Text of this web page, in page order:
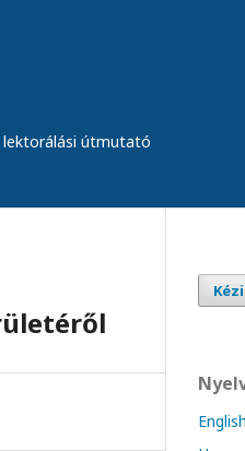
lektorálási útmutató
English